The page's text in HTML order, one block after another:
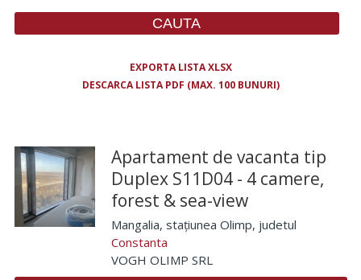
EXPORTA LISTA XLSX
DESCARCA LISTA PDF (MAX. 100 BUNURI)
Apartament de vacanta tip
Duplex S11D04 - 4 camere,
forest & sea-view
Mangalia, stațiunea Olimp, judetul
Constanta
VOGH OLIMP SRL